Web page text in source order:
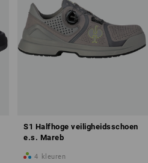
S1 Halfhoge veiligheidsschoen
e.s. Mareb
4 kleuren